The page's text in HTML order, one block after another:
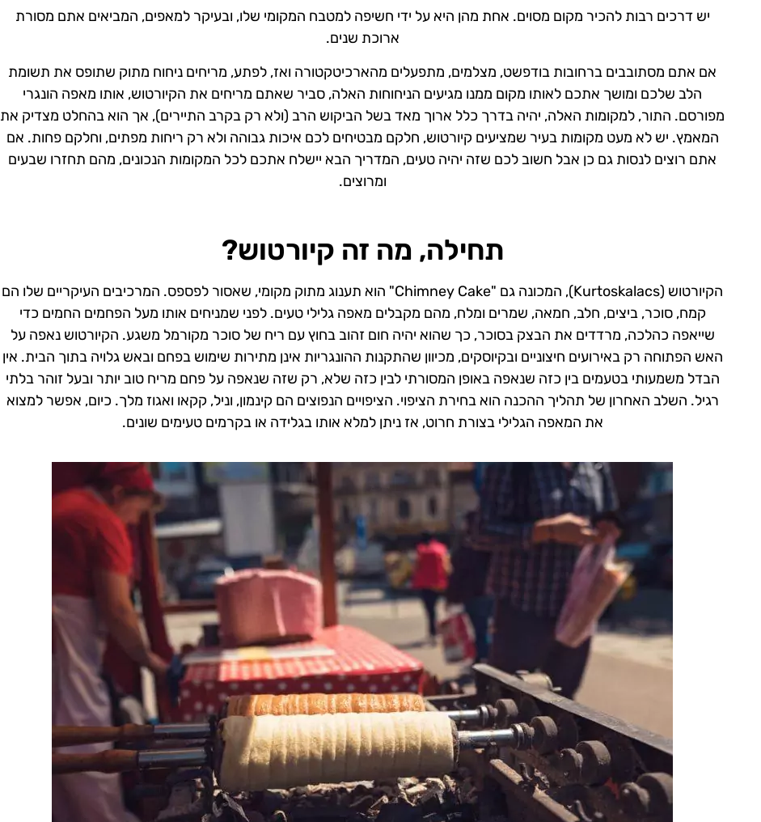
יש דרכים רבות להכיר מקום מסוים. אחת מהן היא על ידי חשיפה למטבח המקומי שלו, ובעיקר למאפים, המביאים אתם מסורת
ארוכת שנים.
אם אתם מסתובבים ברחובות בודפשט, מצלמים, מתפעלים מהארכיטקטורה ואז, לפתע, מריחים ניחוח מתוק שתופס את תשומת
הלב שלכם ומושך אתכם לאותו מקום ממנו מגיעים הניחוחות האלה, סביר שאתם מריחים את הקיורטוש, אותו מאפה הונגרי
מפורסם. התור, למקומות האלה, יהיה בדרך כלל ארוך מאד בשל הביקוש הרב (ולא רק בקרב התיירים), אך הוא בהחלט מצדיק את
המאמץ. יש לא מעט מקומות בעיר שמציעים קיורטוש, חלקם מבטיחים לכם איכות גבוהה ולא רק ריחות מפתים, וחלקם פחות. אם
אתם רוצים לנסות גם כן אבל חשוב לכם שזה יהיה טעים, המדריך הבא יישלח אתכם לכל המקומות הנכונים, מהם תחזרו שבעים
ומרוצים.
תחילה, מה זה קיורטוש?
הקיורטוש (Kurtoskalacs), המכונה גם "Chimney Cake" הוא תענוג מתוק מקומי, שאסור לפספס. המרכיבים העיקריים שלו הם
קמח, סוכר, ביצים, חלב, חמאה, שמרים ומלח, מהם מקבלים מאפה גלילי טעים. לפני שמניחים אותו מעל הפחמים החמים כדי
שייאפה כהלכה, מרדדים את הבצק בסוכר, כך שהוא יהיה חום זהוב בחוץ עם ריח של סוכר מקורמל משגע. הקיורטוש נאפה על
האש הפתוחה רק באירועים חיצוניים ובקיוסקים, מכיוון שהתקנות ההונגריות אינן מתירות שימוש בפחם ובאש גלויה בתוך הבית. אין
הבדל משמעותי בטעמים בין כזה שנאפה באופן המסורתי לבין כזה שלא, רק שזה שנאפה על פחם מריח טוב יותר ובעל זוהר בלתי
רגיל. השלב האחרון של תהליך ההכנה הוא בחירת הציפוי. הציפויים הנפוצים הם קינמון, וניל, קקאו ואגוז מלך. כיום, אפשר למצוא
את המאפה הגלילי בצורת חרוט, אז ניתן למלא אותו בגלידה או בקרמים טעימים שונים.